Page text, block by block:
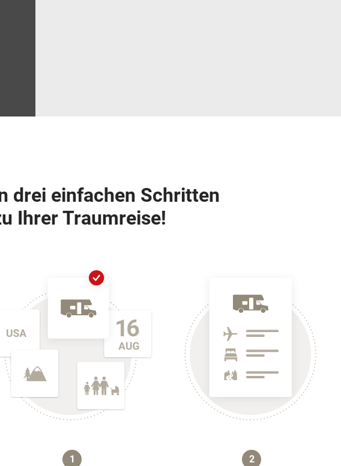
drei einfachen Schritten
Ihrer Traumreise!
1 2